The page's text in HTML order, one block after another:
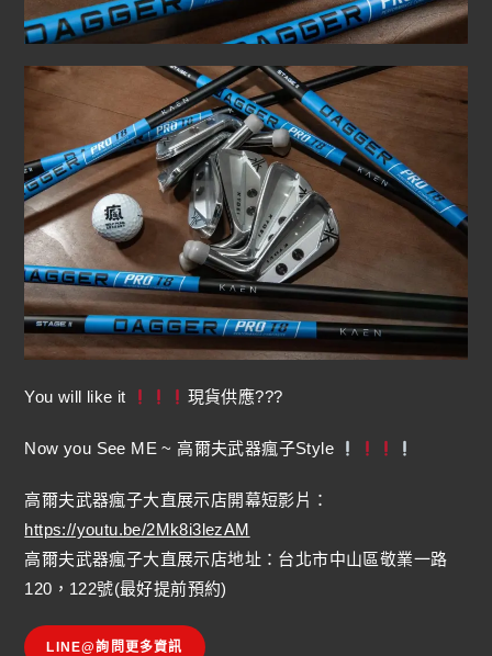
You will like it 現貨供應???
Now you See ME ~ 高爾夫武器瘋子Style
高爾夫武器瘋子大直展示店開幕短影片：
https://youtu.be/2Mk8i3lezAM
高爾夫武器瘋子大直展示店地址：台北市中山區敬業一路
120，122號(最好提前預約)
LINE@詢問更多資訊